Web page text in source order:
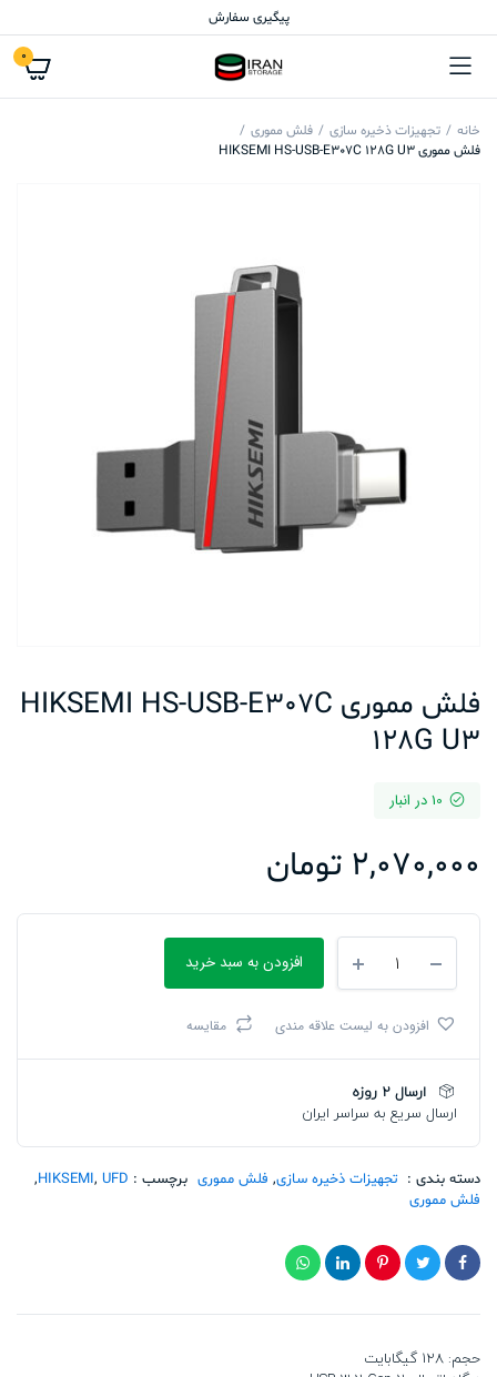
پیگیری سفارش
0
خانه تجهیزات ذخیره سازی
فلش مموری
فلش مموری HIKSEMI HS-USB-E307C 128G U3
فلش مموری HIKSEMI HS-USB-E307C
128G U3
10 در انبار
2,070,000 تومان
مموری
HIKSEMI
USB-
U3
تعداد
افزودن به سبد خرید
افزودن به لیست علاقه مندی مقایسه
ارسال 2 روزه
ارسال سریع به سراسر ایران
دسته بندی : تجهیزات ذخیره سازی, فلش مموری برچسب : HIKSEMI, UFD
,
فلش مموری
حجم: 128 گیگابایت